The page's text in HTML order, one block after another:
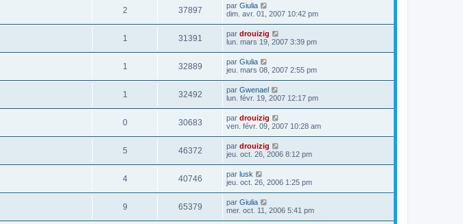
2 37897 par Giulia
dim. avr. 01, 2007 10:42 pm
1 31391 par drouizig
lun. mars 19, 2007 3:39 pm
1 32889 par Giulia
jeu. mars 08, 2007 2:55 pm
1 32492 par Gwenael
lun. févr. 19, 2007 12:17 pm
0 30683 par drouizig
ven. févr. 09, 2007 10:28 am
5 46372 par drouizig
jeu. oct. 26, 2006 8:12 pm
4 40746 par lusk
jeu. oct. 26, 2006 1:25 pm
9 65379 par Giulia
mer. oct. 11, 2006 5:41 pm